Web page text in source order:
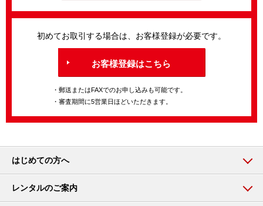
初めてお取引する場合は、お客様登録が必要です。
お客様登録はこちら
・郵送またはFAXでのお申し込みも可能です。
・審査期間に5営業日ほどいただきます。
はじめての方へ
レンタルのご案内